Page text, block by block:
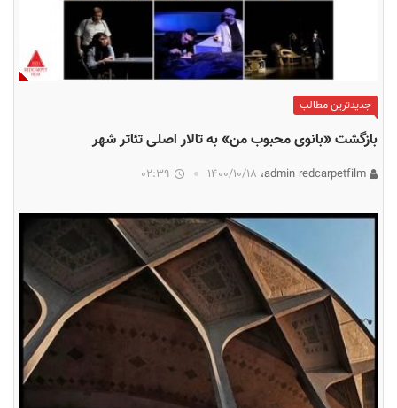
جدیدترین مطالب
بازگشت «بانوی محبوب من» به تالار اصلی تئاتر شهر
۱۴۰۰/۱۰/۱۸ 02:39